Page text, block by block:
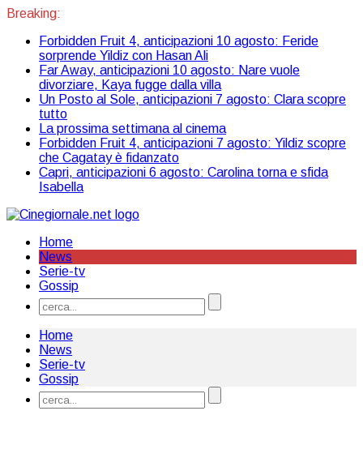
Breaking:
Forbidden Fruit 4, anticipazioni 10 agosto: Feride
sorprende Yildiz con Hasan Ali
Far Away, anticipazioni 10 agosto: Nare vuole
divorziare, Kaya fugge dalla villa
Un Posto al Sole, anticipazioni 7 agosto: Clara scopre
tutto
La prossima settimana al cinema
Forbidden Fruit 4, anticipazioni 7 agosto: Yildiz scopre
che Cagatay è fidanzato
Capri, anticipazioni 6 agosto: Carolina torna e sfida
Isabella
Home
News
Serie-tv
Gossip
Home
News
Serie-tv
Gossip